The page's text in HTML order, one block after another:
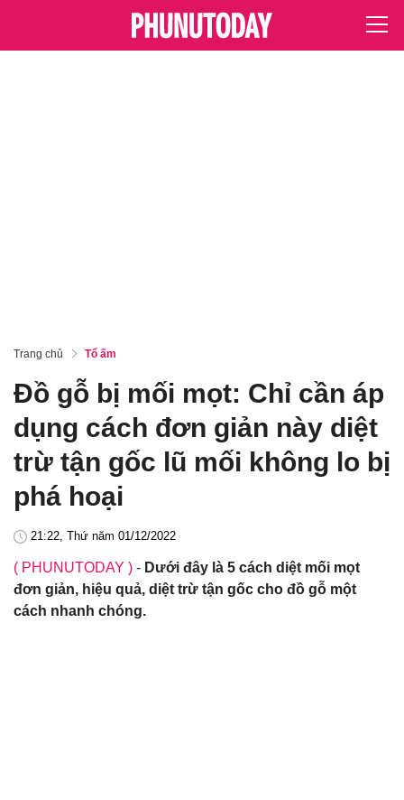
Trang chủ Tổ ấm
Đồ gỗ bị mối mọt: Chỉ cần áp
dụng cách đơn giản này diệt
trừ tận gốc lũ mối không lo bị
phá hoại
21:22, Thứ năm 01/12/2022
( PHUNUTODAY ) - Dưới đây là 5 cách diệt mối mọt
đơn giản, hiệu quả, diệt trừ tận gốc cho đồ gỗ một
cách nhanh chóng.